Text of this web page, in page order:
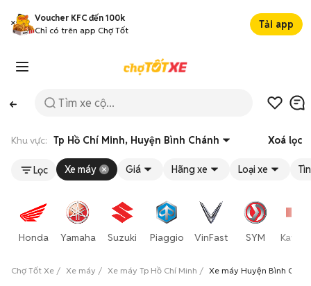
Voucher KFC đến 100k
Chỉ có trên app Chợ Tốt
Tải app
Khu vực: Tp Hồ Chí Minh, Huyện Bình Chánh Xoá lọc
Lọc Xe máy Giá Hãng xe Loại xe
Honda Yamaha Suzuki Piaggio VinFast SYM
Chợ Tốt Xe Xe máy Xe máy Tp Hồ Chí Minh Xe máy Huyện Bình